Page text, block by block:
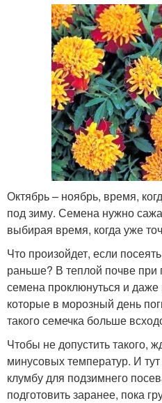
Октябрь – ноябрь, время,
под зиму. Семена нужно
выбирая время, когда уже
Что произойдет, если
раньше? В теплой почве
семена проклюнуться и даже
которые в морозный день
такого семечка больше
Чтобы не допустить такого,
минусовых температур. И
клумбу для подзимнего
подготовить заранее, пока